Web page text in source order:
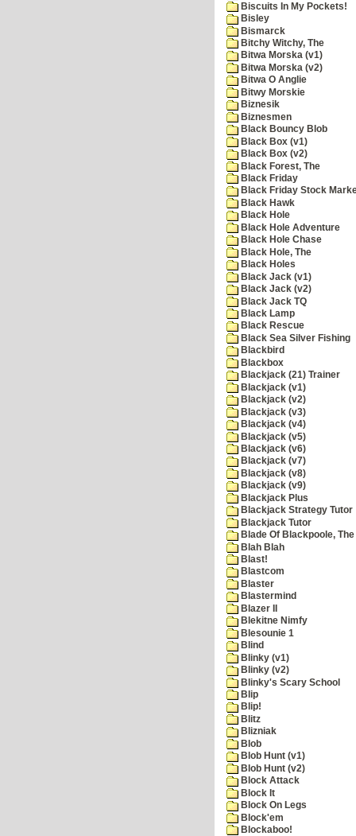
Biscuits In My Pockets!
Bisley
Bismarck
Bitchy Witchy, The
Bitwa Morska (v1)
Bitwa Morska (v2)
Bitwa O Anglie
Bitwy Morskie
Biznesik
Biznesmen
Black Bouncy Blob
Black Box (v1)
Black Box (v2)
Black Forest, The
Black Friday
Black Friday Stock
Black Hawk
Black Hole
Black Hole Adventure
Black Hole Chase
Black Hole, The
Black Holes
Black Jack (v1)
Black Jack (v2)
Black Jack TQ
Black Lamp
Black Rescue
Black Sea Silver Fishing
Blackbird
Blackbox
Blackjack (21) Trainer
Blackjack (v1)
Blackjack (v2)
Blackjack (v3)
Blackjack (v4)
Blackjack (v5)
Blackjack (v6)
Blackjack (v7)
Blackjack (v8)
Blackjack (v9)
Blackjack Plus
Blackjack Strategy Tutor
Blackjack Tutor
Blade Of Blackpoole, The
Blah Blah
Blast!
Blastcom
Blaster
Blastermind
Blazer II
Blekitne Nimfy
Blesounie 1
Blind
Blinky (v1)
Blinky (v2)
Blinky's Scary School
Blip
Blip!
Blitz
Blizniak
Blob
Blob Hunt (v1)
Blob Hunt (v2)
Block Attack
Block It
Block On Legs
Block'em
Blockaboo!